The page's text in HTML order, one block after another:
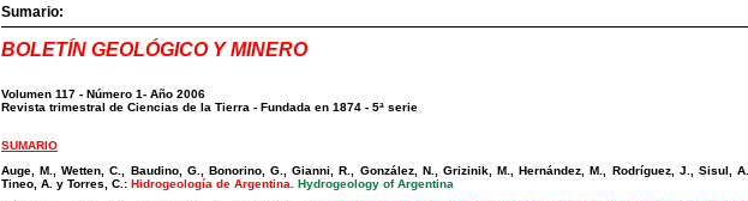
Sumario:
BOLETÍN GEOLÓGICO Y MINERO
Volumen 117 - Número 1- Año 2006
Revista trimestral de Ciencias de la Tierra - Fundada en 1874 - 5ª serie
SUMARIO
Auge, M., Wetten, C., Baudino, G., Bonorino, G., Gianni, R., González, N., Grizinik, M., Hernández, M., Rodríguez, J., Sisul, A.,
Tineo, A. y Torres, C.: Hidrogeología de Argentina
Hydrogeology of Argentina